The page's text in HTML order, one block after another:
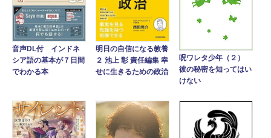
音声DL付 インドネ
シア語の基本が７日間
でわかる本
明日の自信になる教養
２ 池上 彰 責任編集 幸
せに生きるための政治
呪ワレタ少年（２）
彼の秘密を知ってはい
けない